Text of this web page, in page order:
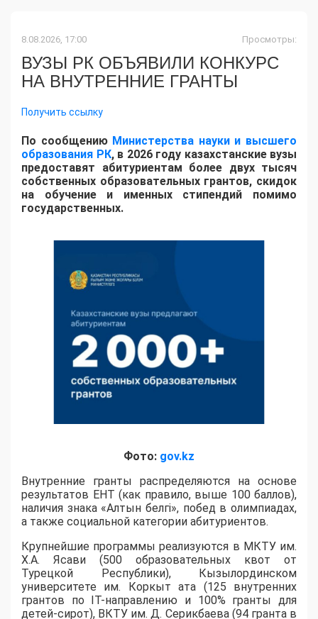
8.08.2026, 17:00 Просмотры:
ВУЗЫ РК ОБЪЯВИЛИ КОНКУРС
НА ВНУТРЕННИЕ ГРАНТЫ
Получить ссылку
По сообщению Министерства науки и высшего
образования РК, в 2026 году казахстанские вузы
предоставят абитуриентам более двух тысяч
собственных образовательных грантов, скидок
на обучение и именных стипендий помимо
государственных.
Фото: gov.kz
Внутренние гранты распределяются на основе
результатов ЕНТ (как правило, выше 100 баллов),
наличия знака «Алтын белгі», побед в олимпиадах,
а также социальной категории абитуриентов.
​Крупнейшие программы реализуются в МКТУ им.
Х.А. Ясави (500 образовательных квот от
Турецкой Республики), Кызылординском
университете им. Коркыт ата (125 внутренних
грантов по IT-направлению и 100% гранты для
детей-сирот), ВКТУ им. Д. Серикбаева (94 гранта в